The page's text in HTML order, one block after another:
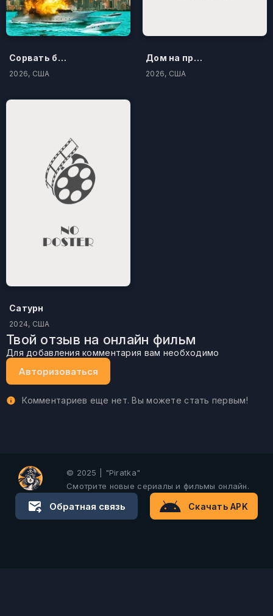
Сорвать банк 3: Вор-джентльмен
2026, США
Дом на проклятом холме
2026, США
Сатурн
2024, США
Твой отзыв на онлайн фильм
Для добавления комментария вам необходимо
Авторизоваться
Комментариев еще нет. Вы можете стать первым!
© 2025 | "Piratka"
Смотрите новые сериалы и фильмы онлайн.
Обратная связь Скачать APK